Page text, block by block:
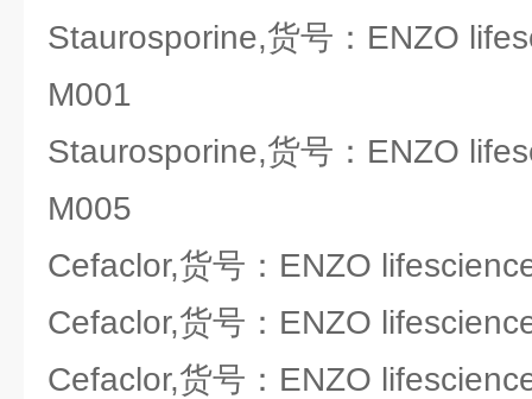
Staurosporine,货号：ENZO
M001
Staurosporine,货号：ENZO
M005
Cefaclor,货号：ENZO
Cefaclor,货号：ENZO
Cefaclor,货号：ENZO